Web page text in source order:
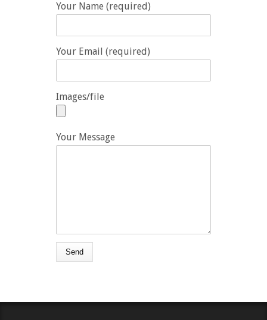
Your Name (required)
Your Email (required)
Images/file
Your Message